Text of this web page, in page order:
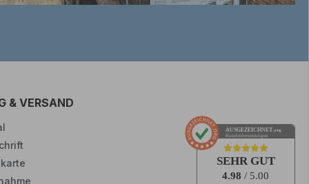
& VERSAND
AUSGEZEICHNET .org
Kundenbewertungen
SEHR GUT
4.98/ 5.00